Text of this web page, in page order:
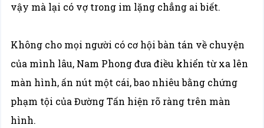
vậy mà lại có vợ trong im lặng chẳng ai biết.
Không cho mọi người có cơ hội bàn tán về chuyện
của mình lâu, Nam Phong đưa điều khiển từ xa lên
màn hình, ấn nút một cái, bao nhiêu bằng chứng
phạm tội của Đường Tấn hiện rõ ràng trên màn
hình.